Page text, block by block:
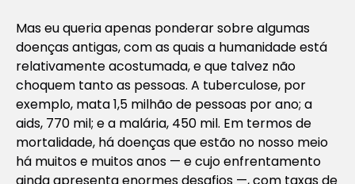
Mas eu queria apenas ponderar sobre algumas
doenças antigas, com as quais a humanidade está
relativamente acostumada, e que talvez não
choquem tanto as pessoas. A tuberculose, por
exemplo, mata 1,5 milhão de pessoas por ano; a
aids, 770 mil; e a malária, 450 mil. Em termos de
mortalidade, há doenças que estão no nosso meio
há muitos e muitos anos — e cujo enfrentamento
ainda apresenta enormes desafios —, com taxas de